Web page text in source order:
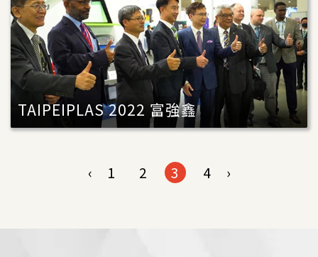
TAIPEIPLAS 2022 富強鑫
‹ 1 2 3 4 ›